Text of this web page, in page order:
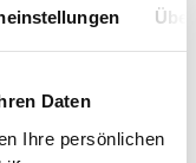
Daten
Ihre persönlichen
Award: